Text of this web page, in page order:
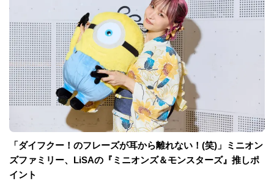
「ダイフクー！のフレーズが耳から離れない！(笑)」ミニオン
ズファミリー、LiSAの『ミニオンズ＆モンスターズ』推しポ
イント